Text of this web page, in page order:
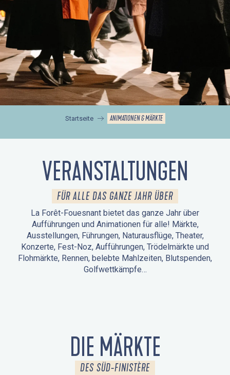
Startseite ANIMATIONEN & MÄRKTE
VERANSTALTUNGEN
FÜR ALLE DAS GANZE JAHR ÜBER
La Forêt-Fouesnant bietet das ganze Jahr über
Aufführungen und Animationen für alle! Märkte,
Ausstellungen, Führungen, Naturausflüge, Theater,
Konzerte, Fest-Noz, Aufführungen, Trödelmärkte und
Flohmärkte, Rennen, belebte Mahlzeiten, Blutspenden,
Golfwettkämpfe…
DIE MÄRKTE
DES SÜD-FINISTÈRE